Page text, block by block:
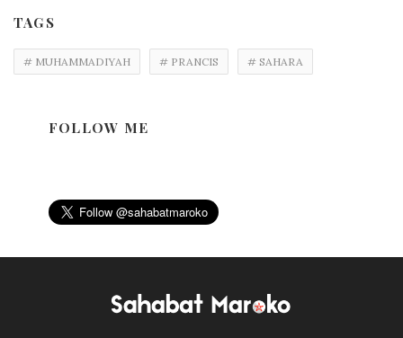
TAGS
# MUHAMMADIYAH # PRANCIS # SAHARA
FOLLOW ME